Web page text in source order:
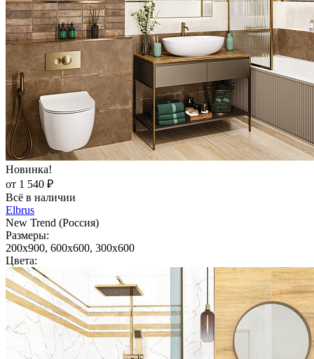
Новинка!
от 1 540 ₽
Всё в наличии
Elbrus
New Trend (Россия)
Размеры:
200x900, 600x600, 300x600
Цвета: